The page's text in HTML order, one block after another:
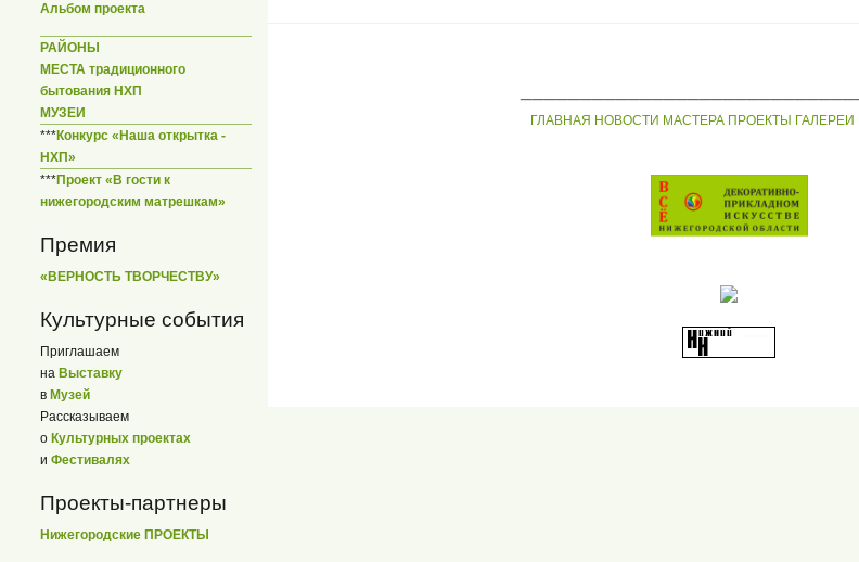
Альбом проекта
РАЙОНЫ
МЕСТА традиционного
бытования НХП
МУЗЕИ
***Конкурс «Наша открытка -
НХП»
***Проект «В гости к
нижегородским матрешкам»
Премия
«ВЕРНОСТЬ ТВОРЧЕСТВУ»
Культурные события
Приглашаем
на Выставку
в Музей
Рассказываем
о Культурных проектах
и Фестивалях
Проекты-партнеры
Нижегородские ПРОЕКТЫ
ГЛАВНАЯ НОВОСТИ МАСТЕРА ПРОЕКТЫ ГАЛЕРЕИ